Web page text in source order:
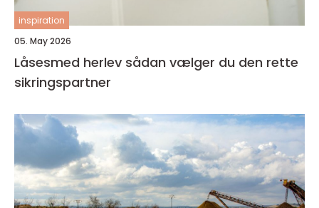
inspiration
05. May 2026
Låsesmed herlev sådan vælger du den rette
sikringspartner